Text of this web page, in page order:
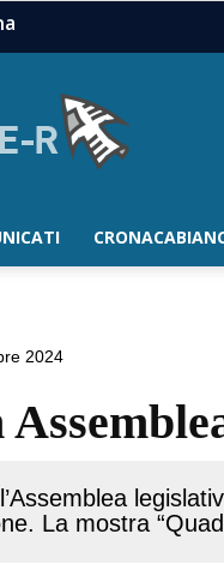
2024
La mostra